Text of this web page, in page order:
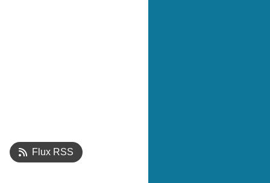
Flux RSS